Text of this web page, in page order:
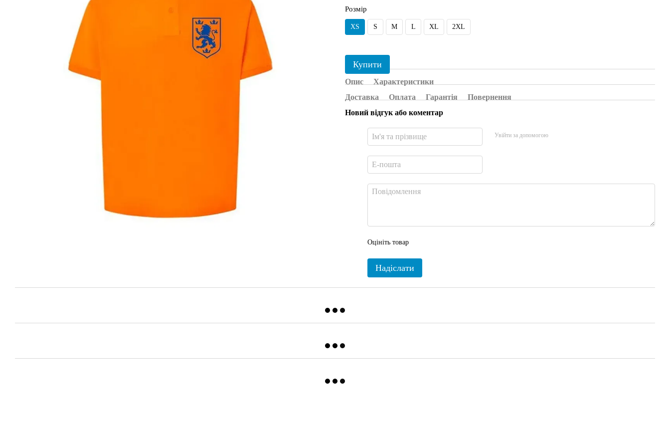
Розмір
XS S M L XL 2XL
Купити
Опис
Характеристики
Доставка
Оплата Гарантія
Повернення
Новий відгук або коментар
Увійти за допомогою
Оцініть товар
Надіслати